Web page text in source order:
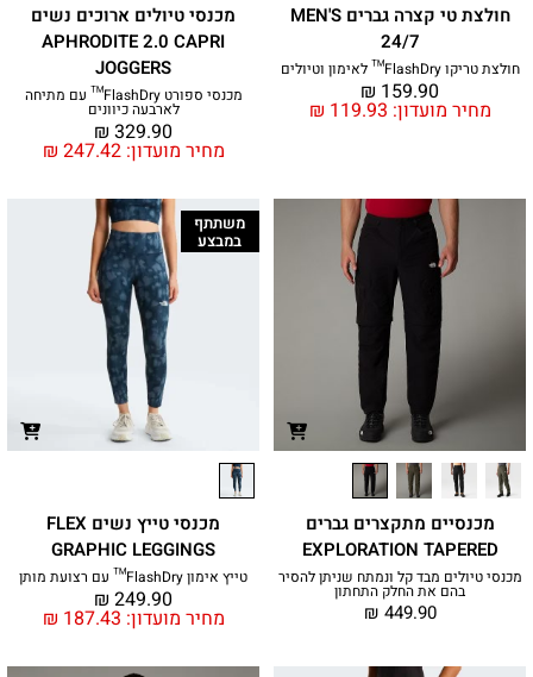
חולצת טי קצרה גברים MEN'S
24/7
חולצת טריקו FlashDry™ לאימון וטיולים
מחיר מועדון: ₪ 119.93
₪ 159.90
מכנסי טיולים ארוכים נשים
APHRODITE 2.0 CAPRI
JOGGERS
מכנסי ספורט FlashDry™ עם מתיחה
לארבעה כיוונים
מחיר מועדון: ₪ 247.42
₪ 329.90
מכנסיים מתקצרים גברים
EXPLORATION TAPERED
מכנסי טיולים מבד קל ונמתח שניתן להסיר
בהם את החלק התחתון
₪ 449.90
משתתף
במבצע
מכנסי טייץ נשים FLEX
GRAPHIC LEGGINGS
טייץ אימון FlashDry™ עם רצועת מותן
מחיר מועדון: ₪ 187.43
₪ 249.90